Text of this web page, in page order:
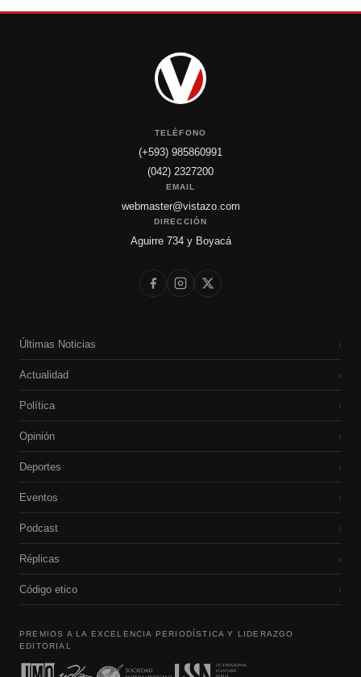
TELÉFONO
(+593) 985860991
(042) 2327200
EMAIL
webmaster@vistazo.com
DIRECCIÓN
Aguirre 734 y Boyacá
Últimas Noticias ›
Actualidad ›
Política ›
Opinión ›
Deportes ›
Eventos ›
Podcast ›
Réplicas ›
Código etico ›
PREMIOS A LA EXCELENCIA PERIODÍSTICA Y LIDERAZGO
EDITORIAL